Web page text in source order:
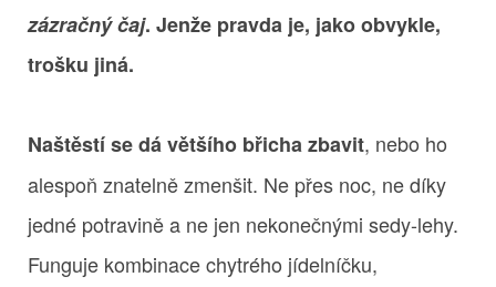
zázračný čaj. Jenže pravda je, jako obvykle,
trošku jiná.
Naštěstí se dá většího břicha zbavit, nebo ho
alespoň znatelně zmenšit. Ne přes noc, ne díky
jedné potravině a ne jen nekonečnými sedy-lehy.
Funguje kombinace chytrého jídelníčku,